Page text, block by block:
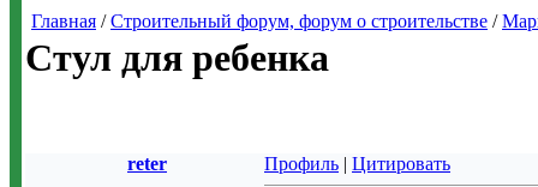
Главная /Строительный форум, форум о строительстве /
Стул для ребенка
reter Профиль | Цитировать